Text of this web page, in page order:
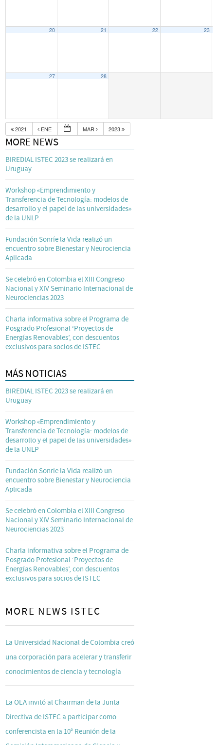
20 21 22 23
27 28
2021 ENE MAR 2023
MORE NEWS
BIREDIAL ISTEC 2023 se realizará en
Uruguay
Workshop «Emprendimiento y
Transferencia de Tecnología: modelos de
desarrollo y el papel de las universidades»
de la UNLP
Fundación Sonríe la Vida realizó un
encuentro sobre Bienestar y Neurociencia
Aplicada
Se celebró en Colombia el XIII Congreso
Nacional y XIV Seminario Internacional de
Neurociencias 2023
Charla informativa sobre el Programa de
Posgrado Profesional ‘Proyectos de
Energías Renovables’, con descuentos
exclusivos para socios de ISTEC
MÁS NOTICIAS
BIREDIAL ISTEC 2023 se realizará en
Uruguay
Workshop «Emprendimiento y
Transferencia de Tecnología: modelos de
desarrollo y el papel de las universidades»
de la UNLP
Fundación Sonríe la Vida realizó un
encuentro sobre Bienestar y Neurociencia
Aplicada
Se celebró en Colombia el XIII Congreso
Nacional y XIV Seminario Internacional de
Neurociencias 2023
Charla informativa sobre el Programa de
Posgrado Profesional ‘Proyectos de
Energías Renovables’, con descuentos
exclusivos para socios de ISTEC
MORE NEWS ISTEC
La Universidad Nacional de Colombia creó
una corporación para acelerar y transferir
conocimientos de ciencia y tecnología
La OEA invitó al Chairman de la Junta
Directiva de ISTEC a participar como
conferencista en la 10° Reunión de la